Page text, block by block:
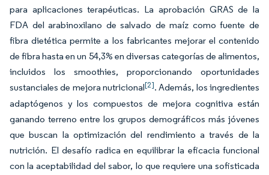
para aplicaciones terapéuticas. La aprobación GRAS de la
FDA del arabinoxilano de salvado de maíz como fuente de
fibra dietética permite a los fabricantes mejorar el contenido
de fibra hasta en un 54,3% en diversas categorías de alimentos,
incluidos los smoothies, proporcionando oportunidades
sustanciales de mejora nutricional[2]. Además, los ingredientes
adaptógenos y los compuestos de mejora cognitiva están
ganando terreno entre los grupos demográficos más jóvenes
que buscan la optimización del rendimiento a través de la
nutrición. El desafío radica en equilibrar la eficacia funcional
con la aceptabilidad del sabor, lo que requiere una sofisticada